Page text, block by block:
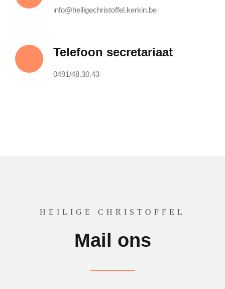
info@heiligechristoffel.kerkin.be
Telefoon secretariaat
0491/48.30.43
HEILIGE CHRISTOFFEL
Mail ons